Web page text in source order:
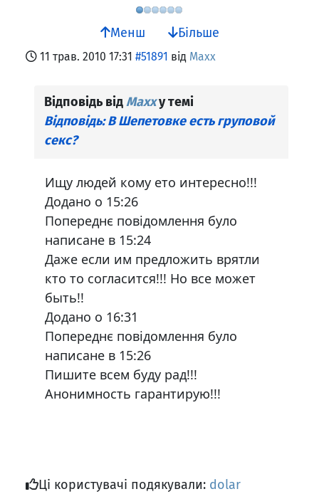
Менш Більше
11 трав. 2010 17:31 #51891 від Maxx
Відповідь відMaxxу темі
Відповідь: В Шепетовке есть груповой
секс?
Ищу людей кому ето интересно!!!
Додано о 15:26
Попереднє повідомлення було
написане в 15:24
Даже если им предложить врятли
кто то согласится!!! Но все может
быть!!
Додано о 16:31
Попереднє повідомлення було
написане в 15:26
Пишите всем буду рад!!!
Анонимность гарантирую!!!
Ці користувачі подякували: dolar